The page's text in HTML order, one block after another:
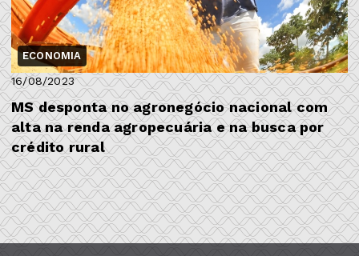
ECONOMIA
16/08/2023
MS desponta no agronegócio nacional com
alta na renda agropecuária e na busca por
crédito rural